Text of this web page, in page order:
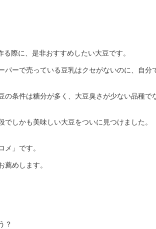
際に、是非おすすめしたい大豆です。
ーで売っている豆乳はクセがないのに、自分
条件は糖分が多く、大豆臭さが少ない品種で
しかも美味しい大豆をついに見つけました。
」です。
めします。
？